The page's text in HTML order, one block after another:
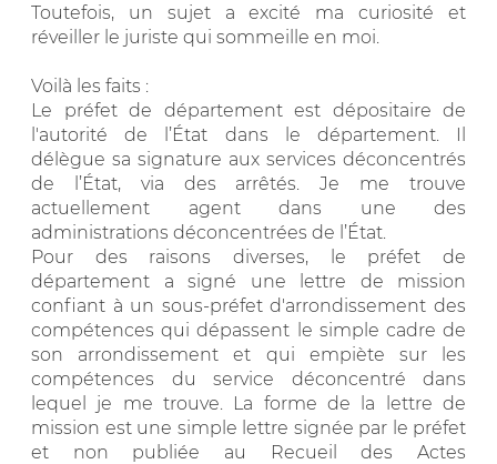
Toutefois, un sujet a excité ma curiosité et
réveiller le juriste qui sommeille en moi.
Voilà les faits :
Le préfet de département est dépositaire de
l'autorité de l’État dans le département. Il
délègue sa signature aux services déconcentrés
de l’État, via des arrêtés. Je me trouve
actuellement agent dans une des
administrations déconcentrées de l’État.
Pour des raisons diverses, le préfet de
département a signé une lettre de mission
confiant à un sous-préfet d'arrondissement des
compétences qui dépassent le simple cadre de
son arrondissement et qui empiète sur les
compétences du service déconcentré dans
lequel je me trouve. La forme de la lettre de
mission est une simple lettre signée par le préfet
et non publiée au Recueil des Actes